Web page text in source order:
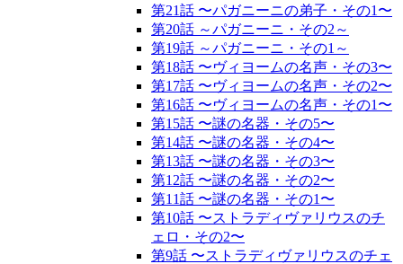
第21話 〜パガニーニの弟子・その1〜
第20話 ～パガニーニ・その2～
第19話 ～パガニーニ・その1～
第18話 〜ヴィヨームの名声・その3〜
第17話 〜ヴィヨームの名声・その2〜
第16話 〜ヴィヨームの名声・その1〜
第15話 〜謎の名器・その5〜
第14話 〜謎の名器・その4〜
第13話 〜謎の名器・その3〜
第12話 〜謎の名器・その2〜
第11話 〜謎の名器・その1〜
第10話 〜ストラディヴァリウスのチ
ェロ・その2〜
第9話 〜ストラディヴァリウスのチェ